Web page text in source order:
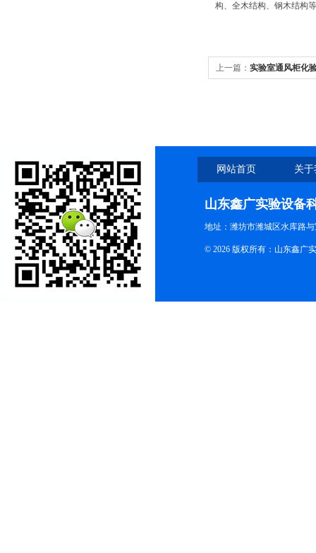
构、全木结构、钢木结构
上一篇： 实验室通风柜化
网站首页 关
山东鑫广实验设备
地址：潍坊市潍城区水库路
© 2026 版权所有：山东鑫广